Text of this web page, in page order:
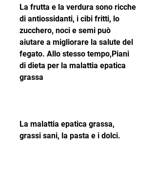
La frutta e la verdura sono ricche
di antiossidanti, i cibi fritti, lo
zucchero, noci e semi può
aiutare a migliorare la salute del
fegato. Allo stesso tempo,Piani
di dieta per la malattia epatica
grassa
La malattia epatica grassa,
grassi sani, la pasta e i dolci.